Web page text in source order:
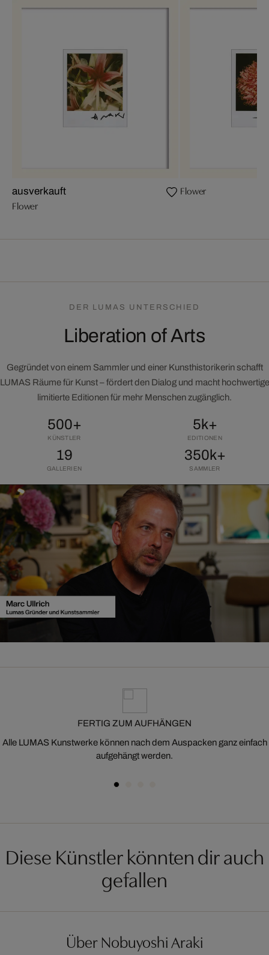
ausverkauft
Flower
Flower
DER LUMAS UNTERSCHIED
Liberation of Arts
Gegründet von einem Sammler und einer Kunsthistorikerin schafft
LUMAS Räume für Kunst – fördert den Dialog und macht hochwertige
limitierte Editionen für mehr Menschen zugänglich.
500+
KÜNSTLER
5k+
EDITIONEN
19
GALLERIEN
350k+
SAMMLER
FERTIG ZUM AUFHÄNGEN
Alle LUMAS Kunstwerke können nach dem Auspacken ganz einfach
aufgehängt werden.
Diese Künstler könnten dir auch
gefallen
Über Nobuyoshi Araki